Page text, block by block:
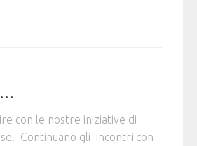
con le nostre iniziative di
Continuano gli incontri con